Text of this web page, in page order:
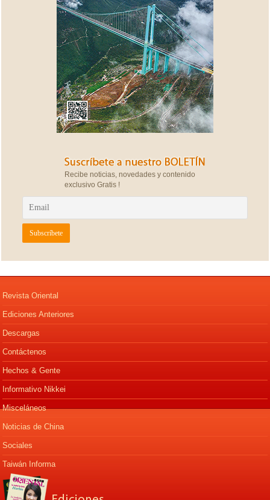
Recibe noticias, novedades y contenido
exclusivo Gratis !
Revista Oriental
Ediciones Anteriores
Descargas
Contáctenos
Hechos & Gente
Informativo Nikkei
Misceláneos
Noticias de China
Sociales
Taiwán Informa